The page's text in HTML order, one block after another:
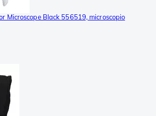
Microscope Black 556519, microscopio